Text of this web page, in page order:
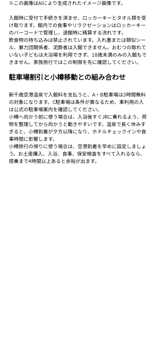
※この画像はAIにより生成されたイメージ画像です。
入館時に受付で手続きを済ませ、ロッカーキーとタオル類を受
け取ります。館内での食事やリラクゼーションはロッカーキー
のバーコードで管理し、退館時に精算する流れです。
飲食物の持ち込みは禁止されています。入れ墨または類似シー
ル、暴力団関係者、泥酔者は入館できません。おむつの取れて
いない子どもは大浴場を利用できず、18歳未満のみの入館もで
きません。家族旅行ではこの制限を先に確認してください。
駐車場割引と小樽移動との組み合わせ
新千歳空港温泉で入館料を支払うと、A・B駐車場は3時間無料
の対象になります。C駐車場は条件が異なるため、車利用の人
は公式の駐車場案内を確認してください。
小樽へ向かう前に使う場合は、入浴後すぐJRに乗れるよう、荷
物を整理してから向かうと動きやすいです。温泉で長く休みす
ぎると、小樽到着が夕方以降になり、ホテルチェックインや食
事時間に影響します。
小樽旅行の帰りに使う場合は、空港到着を早めに設定しましょ
う。お土産購入、入浴、食事、保安検査をすべて入れるなら、
搭乗まで4時間以上あると余裕が出ます。